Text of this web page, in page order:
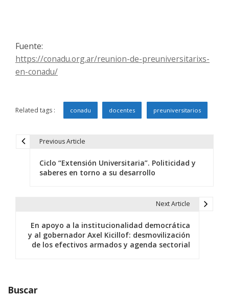
Fuente:
https://conadu.org.ar/reunion-de-preuniversitarixs-
en-conadu/
Related tags : conadu docentes preuniversitarios
Previous Article
Ciclo “Extensión Universitaria”. Politicidad y
saberes en torno a su desarrollo
Next Article
En apoyo a la institucionalidad democrática
y al gobernador Axel Kicillof: desmovilización
de los efectivos armados y agenda sectorial
Buscar